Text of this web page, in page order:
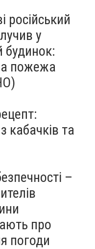
російський
у
будинок:
пожежа
кабачків та
–
про
погоди